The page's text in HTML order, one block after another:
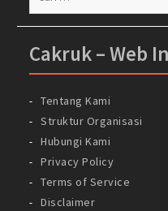
Cakruk – Web
Tentang Kami
Struktur Organisasi
Hubungi Kami
Privacy Policy
Terms of Service
Disclaimer